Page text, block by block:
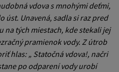
vdova s mnohými deťmi,
úst. Unavená, sadla si raz pred
na tých miestach, kde stekali jej
pramienok vody. Z útrob
hlas: „ Statočná vdova!, načri
po odparení vody urobí